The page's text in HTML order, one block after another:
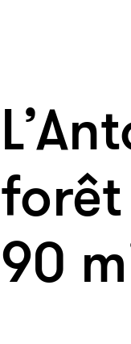
90